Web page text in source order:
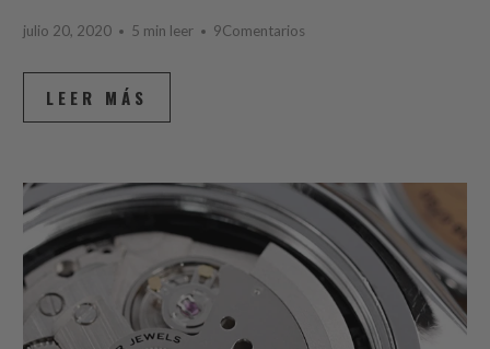
julio 20, 2020 5 min leer 9Comentarios
LEER MÁS